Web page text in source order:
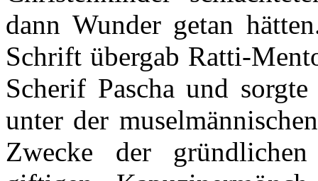
dann Wunder getan
Schrift übergab Ratti-
Scherif Pascha und
unter der
Zwecke der